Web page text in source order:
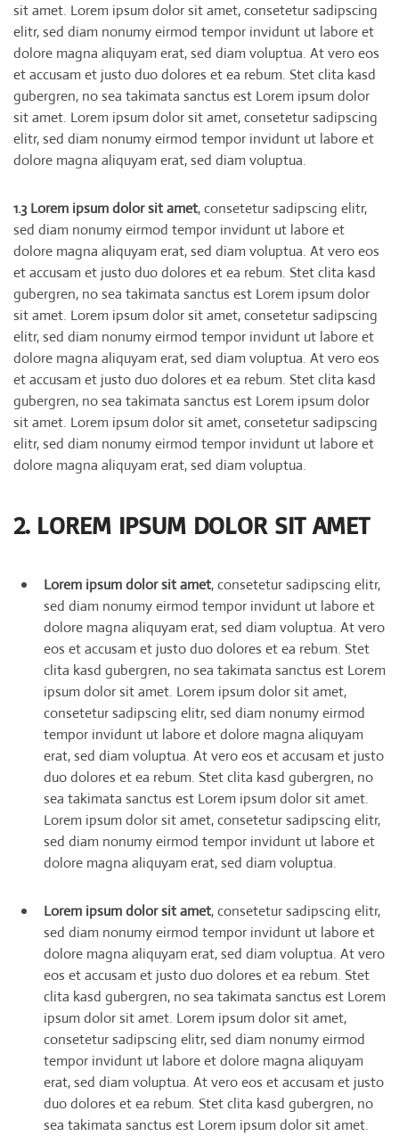
sit amet. Lorem ipsum dolor sit amet, consetetur sadipscing
elitr, sed diam nonumy eirmod tempor invidunt ut labore et
dolore magna aliquyam erat, sed diam voluptua. At vero eos
et accusam et justo duo dolores et ea rebum. Stet clita kasd
gubergren, no sea takimata sanctus est Lorem ipsum dolor
sit amet. Lorem ipsum dolor sit amet, consetetur sadipscing
elitr, sed diam nonumy eirmod tempor invidunt ut labore et
dolore magna aliquyam erat, sed diam voluptua.
1.3 Lorem ipsum dolor sit amet, consetetur sadipscing elitr,
sed diam nonumy eirmod tempor invidunt ut labore et
dolore magna aliquyam erat, sed diam voluptua. At vero eos
et accusam et justo duo dolores et ea rebum. Stet clita kasd
gubergren, no sea takimata sanctus est Lorem ipsum dolor
sit amet. Lorem ipsum dolor sit amet, consetetur sadipscing
elitr, sed diam nonumy eirmod tempor invidunt ut labore et
dolore magna aliquyam erat, sed diam voluptua. At vero eos
et accusam et justo duo dolores et ea rebum. Stet clita kasd
gubergren, no sea takimata sanctus est Lorem ipsum dolor
sit amet. Lorem ipsum dolor sit amet, consetetur sadipscing
elitr, sed diam nonumy eirmod tempor invidunt ut labore et
dolore magna aliquyam erat, sed diam voluptua.
2. LOREM IPSUM DOLOR SIT AMET
Lorem ipsum dolor sit amet, consetetur sadipscing elitr,
sed diam nonumy eirmod tempor invidunt ut labore et
dolore magna aliquyam erat, sed diam voluptua. At vero
eos et accusam et justo duo dolores et ea rebum. Stet
clita kasd gubergren, no sea takimata sanctus est Lorem
ipsum dolor sit amet. Lorem ipsum dolor sit amet,
consetetur sadipscing elitr, sed diam nonumy eirmod
tempor invidunt ut labore et dolore magna aliquyam
erat, sed diam voluptua. At vero eos et accusam et justo
duo dolores et ea rebum. Stet clita kasd gubergren, no
sea takimata sanctus est Lorem ipsum dolor sit amet.
Lorem ipsum dolor sit amet, consetetur sadipscing elitr,
sed diam nonumy eirmod tempor invidunt ut labore et
dolore magna aliquyam erat, sed diam voluptua.
Lorem ipsum dolor sit amet, consetetur sadipscing elitr,
sed diam nonumy eirmod tempor invidunt ut labore et
dolore magna aliquyam erat, sed diam voluptua. At vero
eos et accusam et justo duo dolores et ea rebum. Stet
clita kasd gubergren, no sea takimata sanctus est Lorem
ipsum dolor sit amet. Lorem ipsum dolor sit amet,
consetetur sadipscing elitr, sed diam nonumy eirmod
tempor invidunt ut labore et dolore magna aliquyam
erat, sed diam voluptua. At vero eos et accusam et justo
duo dolores et ea rebum. Stet clita kasd gubergren, no
sea takimata sanctus est Lorem ipsum dolor sit amet.